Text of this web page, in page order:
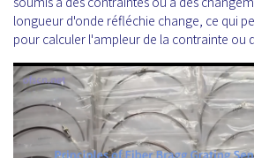
longueur d'onde réfléchie change, ce qui
pour calculer l'ampleur de la contrainte ou